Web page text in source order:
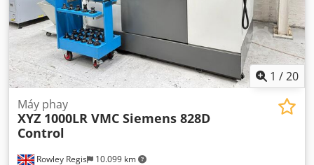
1 /20
Rowley Regis 10.099 km
Máy phay
XYZ 1000LR VMC Siemens 828D
Control